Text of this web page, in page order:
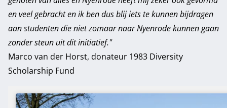
en veel gebracht en ik ben dus blij iets te kunnen bijdragen
aan studenten die niet zomaar naar Nyenrode kunnen gaan
zonder steun uit dit initiatief."
Marco van der Horst, donateur 1983 Diversity
Scholarship Fund